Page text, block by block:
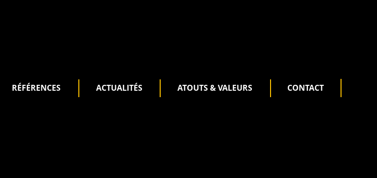
RÉFÉRENCES ACTUALITÉS ATOUTS & VALEURS CONTACT